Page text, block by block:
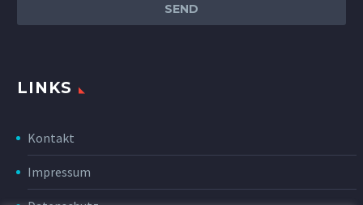
LINKS
Kontakt
Impressum